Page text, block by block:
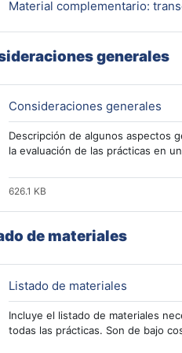
Material complementario:
generales
Consideraciones generales
Descripción de algunos aspectos
la evaluación de las prácticas en
626.1 KB
de materiales
Listado de materiales
Incluye el listado de materiales
todas las prácticas. Son de bajo